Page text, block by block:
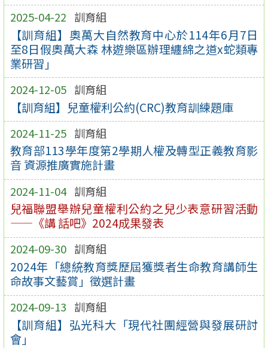
2025-04-22 訓育組
【訓育組】奧萬大自然教育中心於114年6月7日
至8日假奧萬大森 林遊樂區辦理纏綿之道x蛇類專
業研習」
2024-12-05 訓育組
【訓育組】兒童權利公約(CRC)教育訓練題庫
2024-11-25 訓育組
教育部113學年度第2學期人權及轉型正義教育影
音 資源推廣實施計畫
2024-11-04 訓育組
兒福聯盟舉辦兒童權利公約之兒少表意研習活動
——《講 話吧》2024成果發表
2024-09-30 訓育組
2024年「總統教育獎歷屆獲獎者生命教育講師生
命故事文藝賞」徵選計畫
2024-09-13 訓育組
【訓育組】弘光科大「現代社團經營與發展研討
會」